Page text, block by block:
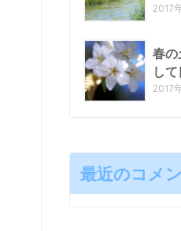
2017
春の
して
2017
最近のコメ